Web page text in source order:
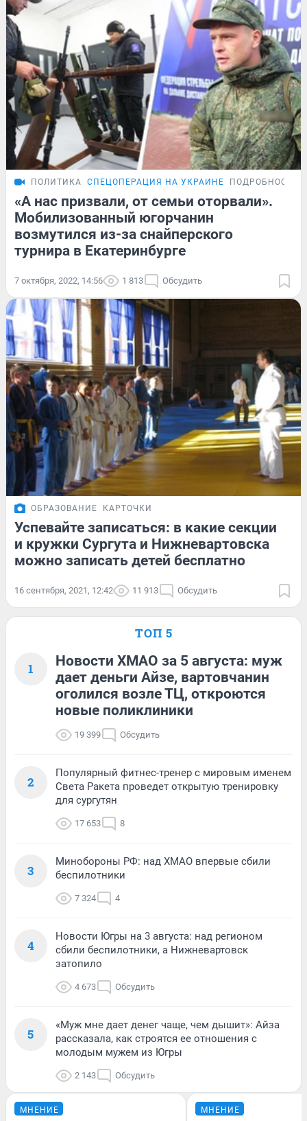
ПОЛИТИКА СПЕЦОПЕРАЦИЯ НА УКРАИНЕ ПОДРОБНОСТИ
«А нас призвали, от семьи оторвали».
Мобилизованный югорчанин
возмутился из-за снайперского
турнира в Екатеринбурге
7 октября, 2022, 14:56 1 813 Обсудить
ОБРАЗОВАНИЕ КАРТОЧКИ
Успевайте записаться: в какие секции
и кружки Сургута и Нижневартовска
можно записать детей бесплатно
16 сентября, 2021, 12:42 11 913 Обсудить
ТОП 5
1
Новости ХМАО за 5 августа: муж
дает деньги Айзе, вартовчанин
оголился возле ТЦ, откроются
новые поликлиники
19 399 Обсудить
2
Популярный фитнес-тренер с мировым именем
Света Ракета проведет открытую тренировку
для сургутян
17 653 8
3
Минобороны РФ: над ХМАО впервые сбили
беспилотники
7 324 4
4
Новости Югры на 3 августа: над регионом
сбили беспилотники, а Нижневартовск
затопило
4 673 Обсудить
5
«Муж мне дает денег чаще, чем дышит»: Айза
рассказала, как строятся ее отношения с
молодым мужем из Югры
2 143 Обсудить
МНЕНИЕ МНЕНИЕ